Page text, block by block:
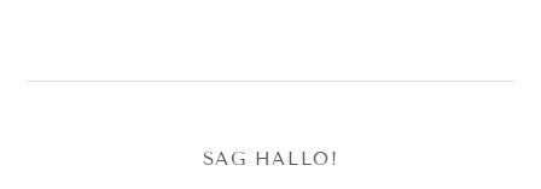
SAG HALLO!